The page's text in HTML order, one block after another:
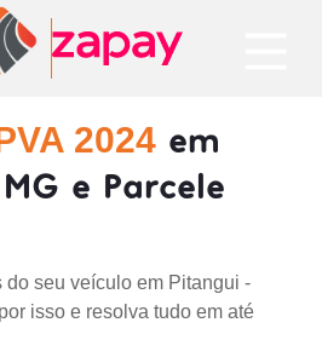
2024 em
e Parcele
do seu veículo em Pitangui -
isso e resolva tudo em até